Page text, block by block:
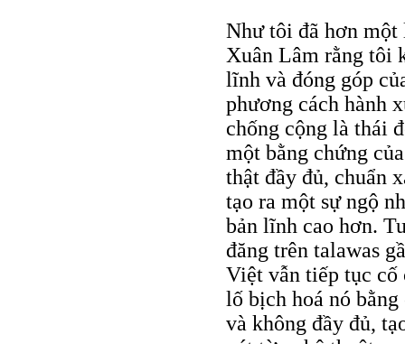
Như tôi đã hơn
Xuân Lâm rằng tôi
lĩnh và đóng góp
phương cách hành
chống cộng là thái
một bằng chứng
thật đầy đủ, chuẩn
tạo ra một sự ngộ
bản lĩnh cao hơn.
đăng trên talawas
Việt vẫn tiếp tục cố
lố bịch hoá nó bằng
và không đầy đủ,